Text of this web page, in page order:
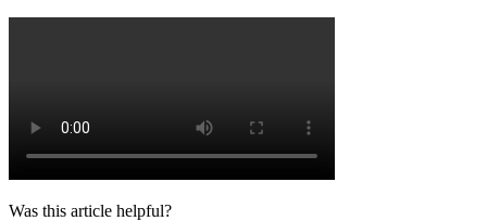
Was this article helpful?